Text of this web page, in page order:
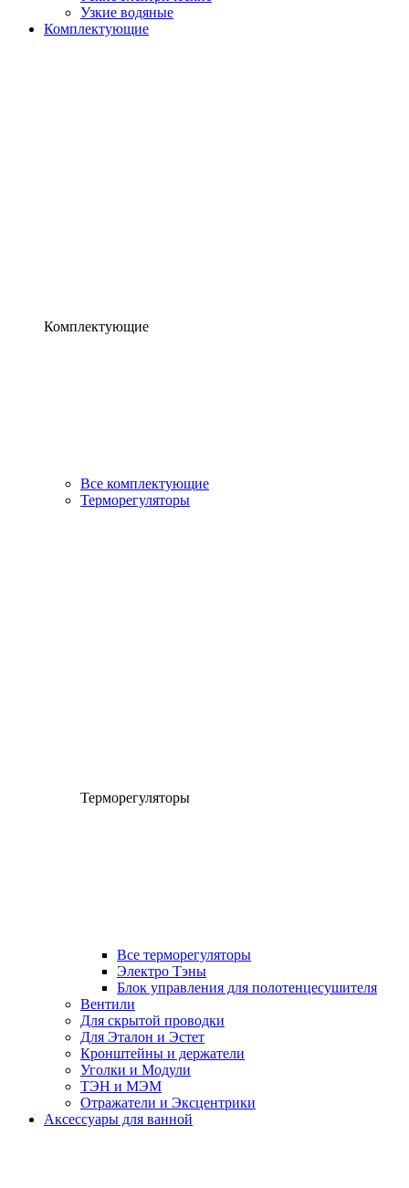
Узкие водяные
Комплектующие
Комплектующие
Все комплектующие
Терморегуляторы
Терморегуляторы
Все терморегуляторы
Электро Тэны
Блок управления для полотенцесушителя
Вентили
Для скрытой проводки
Для Эталон и Эстет
Кронштейны и держатели
Уголки и Модули
ТЭН и МЭМ
Отражатели и Эксцентрики
Аксессуары для ванной